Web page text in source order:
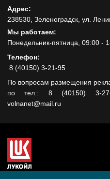
Адрес:
238530, Зеленоградск, ул.
Мы работаем:
Понедельник-пятница, 09:00 -
Телефон:
8 (40150) 3-21-95
По вопросам размещения
по тел.: 8 (40150) 3-27-
volnanet@mail.ru